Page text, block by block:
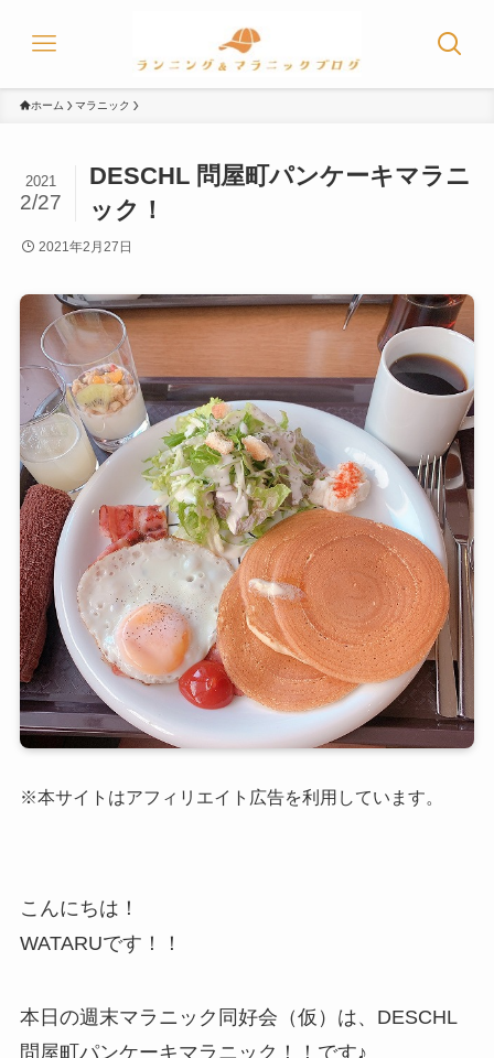
ホーム マラニック
DESCHL 問屋町パンケーキマラニ
ック！
2021
2/27
2021年2月27日
※本サイトはアフィリエイト広告を利用しています。
こんにちは！
WATARUです！！
本日の週末マラニック同好会（仮）は、DESCHL
問屋町パンケーキマラニック！！です♪